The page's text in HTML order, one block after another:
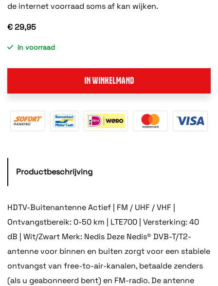
de internet voorraad soms af kan wijken.
€ 29,95
in voorraad
IN WINKELMAND
Productbeschrijving
HDTV-Buitenantenne Actief | FM / UHF / VHF |
Ontvangstbereik: 0-50 km | LTE700 | Versterking: 40
dB | Wit/Zwart Merk: Nedis Deze Nedis® DVB-T/T2-
antenne voor binnen en buiten zorgt voor een stabiele
ontvangst van free-to-air-kanalen, betaalde zenders
(als u geabonneerd bent) en FM-radio. De antenne